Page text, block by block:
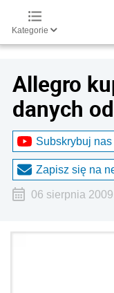
Kategorie
Allegro
danych
Subskrybuj
Zapisz się na
06 sierpnia